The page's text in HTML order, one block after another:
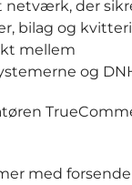
netværk, der
bilag og
mellem
og
med